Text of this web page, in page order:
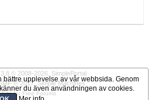
© 2008-2026, SimplePortal
© 2017,Simple Machines
for Free Forums
upplevelse av vår webbsida. Genom
du även användningen av cookies.